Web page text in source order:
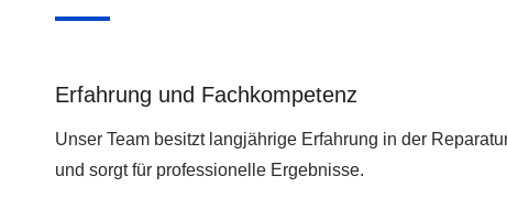
Erfahrung und Fachkompetenz
Unser Team besitzt langjährige Erfahrung in der
und sorgt für professionelle Ergebnisse.